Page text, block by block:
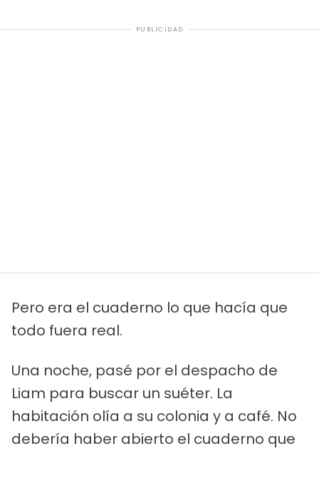
PUBLICIDAD
Pero era el cuaderno lo que hacía que
todo fuera real.
Una noche, pasé por el despacho de
Liam para buscar un suéter. La
habitación olía a su colonia y a café. No
debería haber abierto el cuaderno que